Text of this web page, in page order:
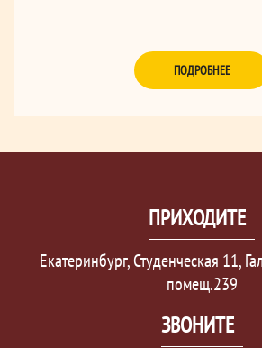
ПОДРОБНЕЕ
ПРИХОДИТЕ
Екатеринбург, Студенческая 11,
помещ.239
ЗВОНИТЕ